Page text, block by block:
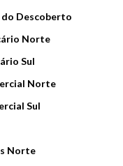
do Descoberto
Norte
Sul
Norte
Sul
Norte